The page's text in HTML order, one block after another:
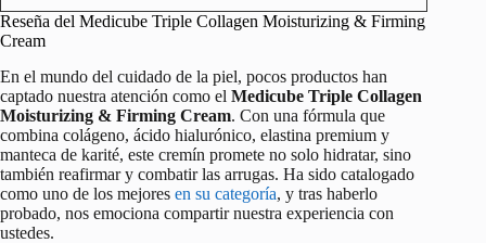
Reseña del Medicube Triple Collagen Moisturizing & Firming
Cream
En el mundo del cuidado de la piel, pocos productos han
captado nuestra atención como el Medicube Triple Collagen
Moisturizing & Firming Cream. Con una fórmula que
combina colágeno, ácido hialurónico, elastina premium y
manteca de karité, este cremín promete no solo hidratar, sino
también reafirmar y combatir las arrugas. Ha sido catalogado
como uno de los mejores en su categoría, y tras haberlo
probado, nos emociona compartir nuestra experiencia con
ustedes.